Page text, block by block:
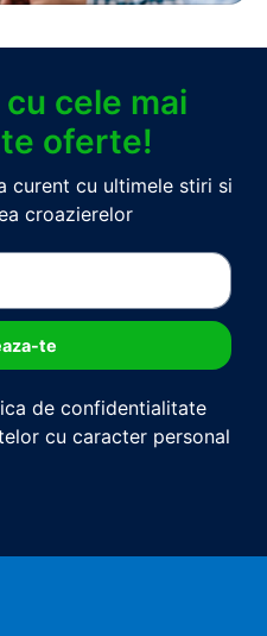
cele mai
oferte!
curent cu ultimele stiri si
croazierelor
de confidentialitate
cu caracter personal